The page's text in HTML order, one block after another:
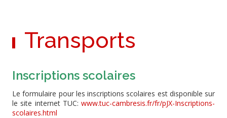
Transports
Inscriptions scolaires
Le formulaire pour les inscriptions scolaires est disponible sur
le site internet TUC: www.tuc-cambresis.fr/fr/pJX-Inscriptions-
scolaires.html